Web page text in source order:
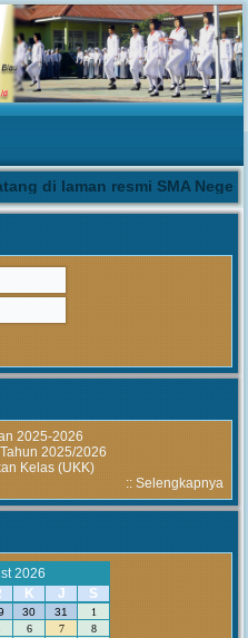
di laman resmi SMA
2025-2026
2025/2026
Kelas (UKK)
:: Selengkapnya
2026
K J S
30 31
1
6 7
8